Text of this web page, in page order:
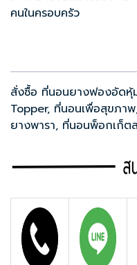
คนในครอบครัว
สั่งซื้อ ที่นอนยางฟองอัดหุ้
Topper, ที่นอนเพื่อสุขภาพ
ยางพารา, ที่นอนพ็อกเก็ต